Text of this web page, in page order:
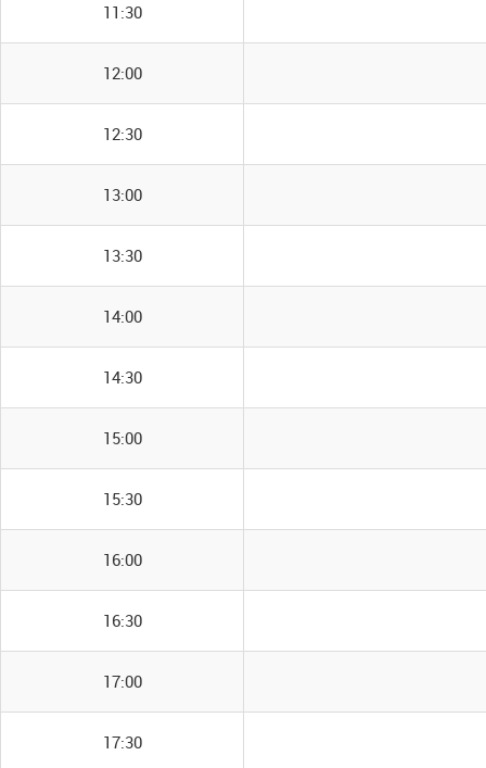
11:30
12:00
12:30
13:00
13:30
14:00
14:30
15:00
15:30
16:00
16:30
17:00
17:30